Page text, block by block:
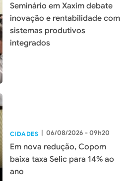
Seminário em Xaxim debate
inovação e rentabilidade com
sistemas produtivos
integrados
CIDADES | 06/08/2026 - 09h20
Em nova redução, Copom
baixa taxa Selic para 14% ao
ano